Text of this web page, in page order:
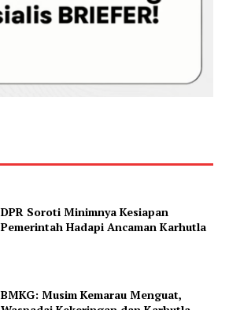
DPR Soroti Minimnya Kesiapan
Pemerintah Hadapi Ancaman Karhutla
BMKG: Musim Kemarau Menguat,